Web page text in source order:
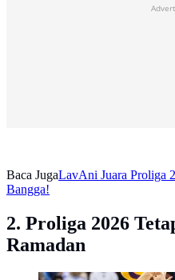
Baca JugaLavAni Juara Proliga
Bangga!
2. Proliga 2026
Ramadan